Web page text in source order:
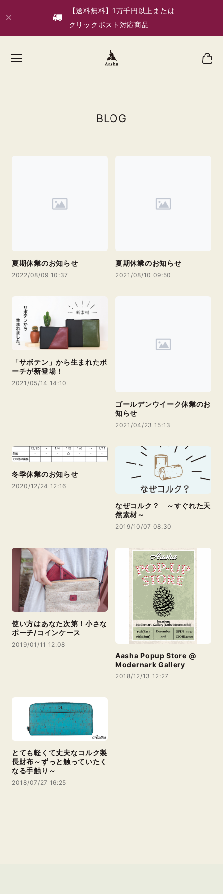
【送料無料】1万千円以上または
クリックポスト対応商品
BLOG
夏期休業のお知らせ
2022/08/09 10:37
夏期休業のお知らせ
2021/08/10 09:50
「サボテン」から生まれたポ
ーチが新登場！
2021/05/14 14:10
ゴールデンウイーク休業のお
知らせ
2021/04/23 15:13
冬季休業のお知らせ
2020/12/24 12:16
なぜコルク？ ～すぐれた天
然素材～
2019/10/07 08:30
使い方はあなた次第！小さな
ポーチ/コインケース
2019/01/11 12:08
Aasha Popup Store @
Modernark Gallery
2018/12/13 12:27
とても軽くて丈夫なコルク製
長財布～ずっと触っていたく
なる手触り～
2018/07/27 16:25